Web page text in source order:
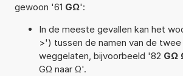
gewoon '61 GΩ':
In de meeste gevallen kan het
>') tussen de namen van de
weggelaten, bijvoorbeeld '82 GΩ
GΩ naar Ω'.